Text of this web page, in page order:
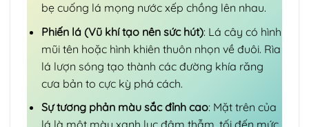
bẹ cuống lá mọng nước xếp chồng lên nhau.
Phiến lá (Vũ khí tạo nên sức hút): Lá cây có hình
mũi tên hoặc hình khiên thuôn nhọn về đuôi. Rìa
lá lượn sóng tạo thành các đường khía răng
cưa bản to cực kỳ phá cách.
Sự tương phản màu sắc đỉnh cao: Mặt trên của